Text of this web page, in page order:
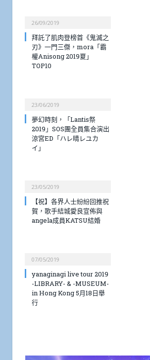
26/09/2019
拜託了肌肉登榜首《鬼滅之
刃》一門三傑，mora「霸
權Anisong 2019夏」
TOP10
23/06/2019
夢幻時刻，「Lantis祭
2019」SOS團全員集合演出
涼宮ED「ハレ晴レユカ
イ」
23/05/2019
【祝】各界人士紛紛回推祝
賀，歌手結城愛良宣佈與
angela成員KATSU結婚
07/05/2019
yanaginagi live tour 2019
-LIBRARY- & -MUSEUM-
in Hong Kong 5月18日舉
行